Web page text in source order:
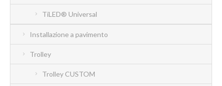
TiLED® Universal
Installazione a pavimento
Trolley
Trolley CUSTOM